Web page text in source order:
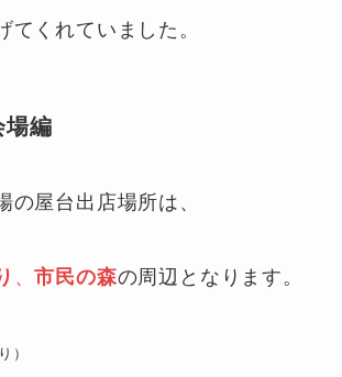
てくれていました。
場編
の屋台出店場所は、
、市民の森の周辺となります。
）